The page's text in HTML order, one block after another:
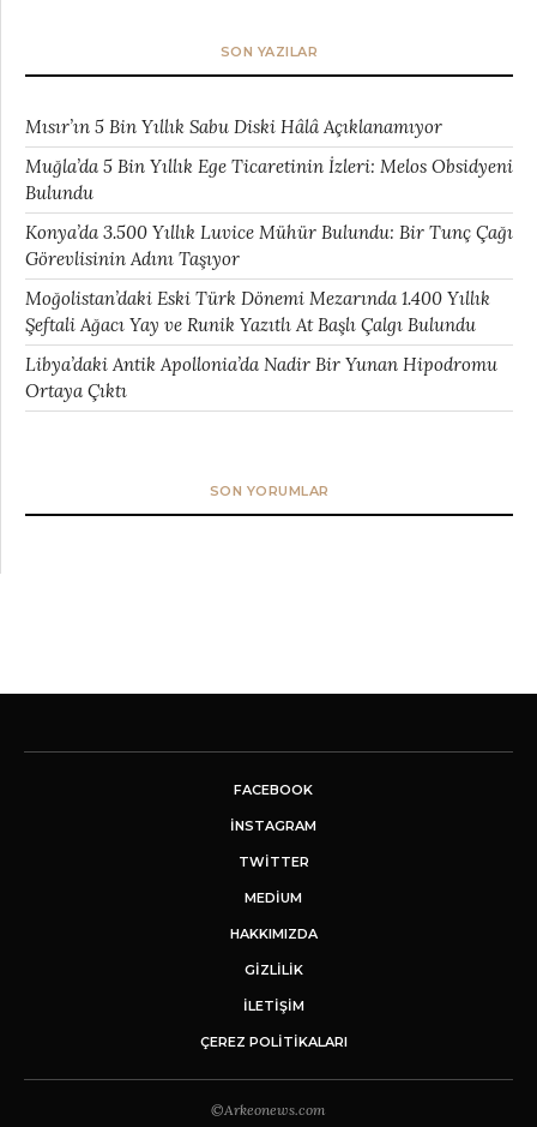
SON YAZILAR
Mısır’ın 5 Bin Yıllık Sabu Diski Hâlâ Açıklanamıyor
Muğla’da 5 Bin Yıllık Ege Ticaretinin İzleri: Melos Obsidyeni
Bulundu
Konya’da 3.500 Yıllık Luvice Mühür Bulundu: Bir Tunç Çağı
Görevlisinin Adını Taşıyor
Moğolistan’daki Eski Türk Dönemi Mezarında 1.400 Yıllık
Şeftali Ağacı Yay ve Runik Yazıtlı At Başlı Çalgı Bulundu
Libya’daki Antik Apollonia’da Nadir Bir Yunan Hipodromu
Ortaya Çıktı
SON YORUMLAR
FACEBOOK
INSTAGRAM
TWITTER
MEDIUM
HAKKIMIZDA
GİZLİLİK
İLETIŞIM
ÇEREZ POLITIKALARI
©Arkeonews.com